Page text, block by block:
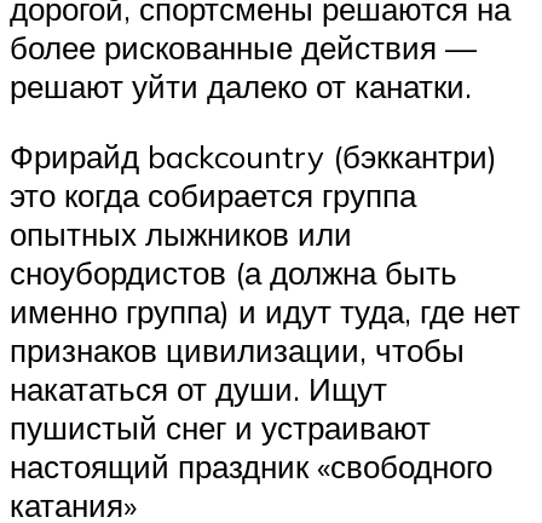
дорогой, спортсмены решаются на
более рискованные действия —
решают уйти далеко от канатки.
Фрирайд backcountry (бэккантри)
это когда собирается группа
опытных лыжников или
сноубордистов (а должна быть
именно группа) и идут туда, где нет
признаков цивилизации, чтобы
накататься от души. Ищут
пушистый снег и устраивают
настоящий праздник «свободного
катания»